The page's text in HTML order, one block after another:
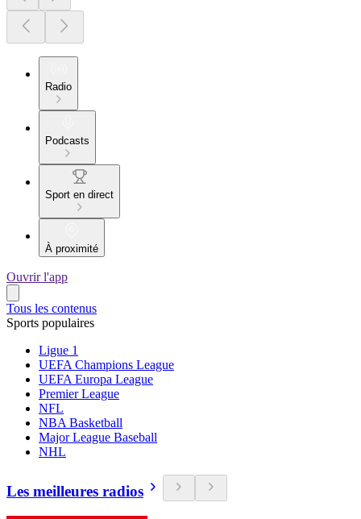
Radio
Podcasts
Sport en direct
À proximité
Ouvrir l'app
Tous les contenus
Sports populaires
Ligue 1
UEFA Champions League
UEFA Europa League
Premier League
NFL
NBA Basketball
Major League Baseball
NHL
Les meilleures radios